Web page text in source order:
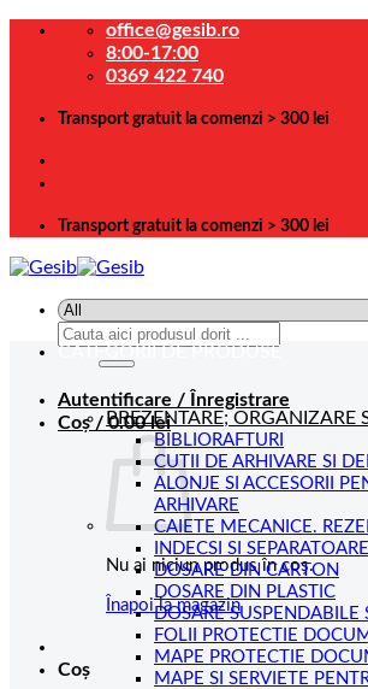
Skip
office@gesib.ro
8:00-17:00
0369 422 740
Transport gratuit la comenzi > 300 lei
Transport gratuit la comenzi > 300 lei
Caută
Autentificare / Înregistrare
Coș /0.00lei
Nu ai niciun produs în coș.
Înapoi la magazin
Coș
CATEGORII DE PRODUSE
PREZENTARE; ORGANIZARE
BIBLIORAFTURI
CUTII DE ARHIVARE SI
ALONJE SI ACCESORII
ARHIVARE
CAIETE MECANICE.
INDECSI SI SEPARATOARE
DOSARE DIN CARTON
DOSARE DIN PLASTIC
DOSARE SUSPENDABILE
FOLII PROTECTIE
MAPE PROTECTIE
MAPE SI SERVIETE